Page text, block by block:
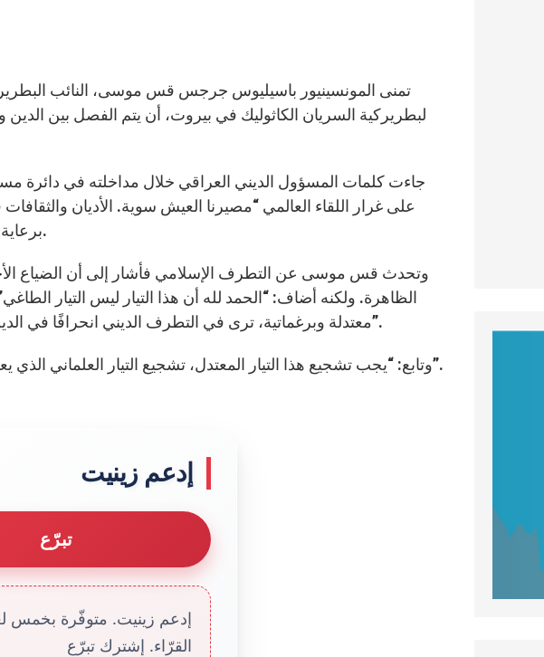
لبطريركية السريان الكاثوليك في بيروت، أن يتم الفصل بين الدين
جاءت كلمات المسؤول الديني العراقي خلال مداخلته في دائرة
على غرار اللقاء العالمي “مصيرنا العيش سوية. الأديان
برعاية جماعة سانت إيجيديو ورئاسة أبرشية ميونيخ وفريزيخ.
وتحدث قس موسى عن التطرف الإسلامي فأشار إلى أن الضياع
الظاهرة. ولكنه أضاف: “الحمد لله أن هذا التيار ليس التيار
معتدلة وبرغماتية، ترى في التطرف الديني انحرافًا في الدين، وتعتبر أن الإرهاب الحالي هو تشويه وخيانة للإسلام”.
وتابع: “يجب تشجيع هذا التيار المعتدل، تشجيع التيار العلماني الذي يعترف بشخصية الآخر وحقوقه: حق العيش وحق التعبير”.
إدعم زينيت
تبرّع
إدعم زينيت. متوفّرة بخمس
القرّاء. إشترك تبرّع